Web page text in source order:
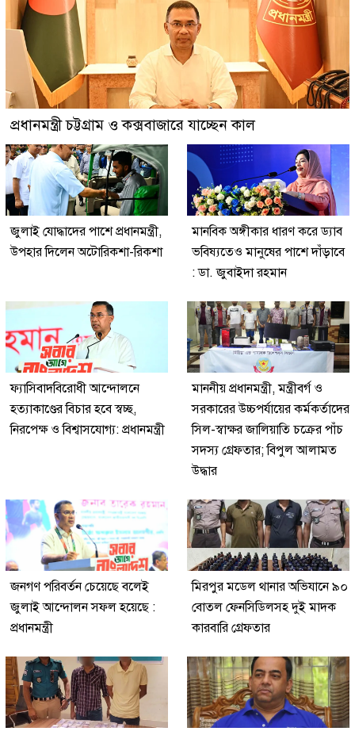
প্রধানমন্ত্রী চট্টগ্রাম ও কক্সবাজারে যাচ্ছেন কাল
জুলাই যোদ্ধাদের পাশে প্রধানমন্ত্রী,
উপহার দিলেন অটোরিকশা-রিকশা
মানবিক অঙ্গীকার ধারণ করে ড্যাব
ভবিষ্যতেও মানুষের পাশে দাঁড়াবে
: ডা. জুবাইদা রহমান
ফ্যাসিবাদবিরোধী আন্দোলনে
হত্যাকাণ্ডের বিচার হবে স্বচ্ছ,
নিরপেক্ষ ও বিশ্বাসযোগ্য: প্রধানমন্ত্রী
মাননীয় প্রধানমন্ত্রী, মন্ত্রীবর্গ ও
সরকারের উচ্চপর্যায়ের কর্মকর্তাদের
সিল-স্বাক্ষর জালিয়াতি চক্রের পাঁচ
সদস্য গ্রেফতার; বিপুল আলামত
উদ্ধার
জনগণ পরিবর্তন চেয়েছে বলেই
জুলাই আন্দোলন সফল হয়েছে :
প্রধানমন্ত্রী
মিরপুর মডেল থানার অভিযানে ৯০
বোতল ফেনসিডিলসহ দুই মাদক
কারবারি গ্রেফতার